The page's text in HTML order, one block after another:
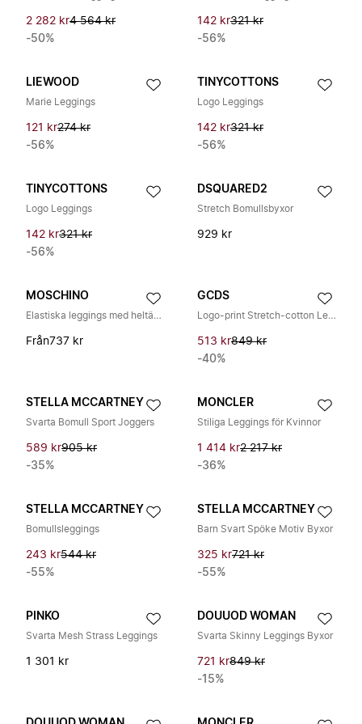
2 282 kr4 564 kr
-50%
142 kr321 kr
-56%
LIEWOOD
Marie Leggings
121 kr274 kr
-56%
TINYCOTTONS
Logo Leggings
142 kr321 kr
-56%
TINYCOTTONS
Logo Leggings
142 kr321 kr
-56%
DSQUARED2
Stretch Bomullsbyxor
929 kr
MOSCHINO
Elastiska leggings med heltäckande rutmönster
Från737 kr
GCDS
Logo-print Stretch-cotton Leggings
513 kr849 kr
-40%
STELLA MCCARTNEY
Svarta Bomull Sport Joggers
589 kr905 kr
-35%
MONCLER
Stiliga Leggings för Kvinnor
1 414 kr2 217 kr
-36%
STELLA MCCARTNEY
Bomullsleggings
243 kr544 kr
-55%
STELLA MCCARTNEY
Barn Svart Spöke Motiv Byxor
325 kr721 kr
-55%
PINKO
Svarta Mesh Strass Leggings
1 301 kr
DOUUOD WOMAN
Svarta Skinny Leggings Byxor
721 kr849 kr
-15%